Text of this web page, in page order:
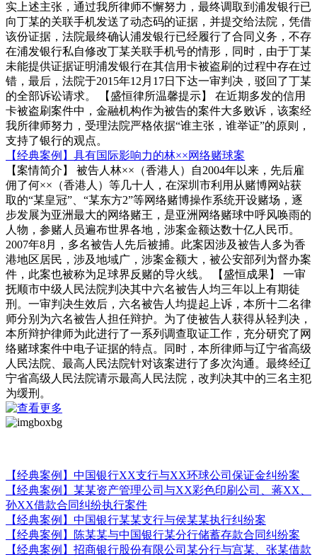
实上述主张，通过我所律师不懈努力，最终调取到浦发银行已
向丁某的关联手机发送了动态码的证据，并提交给法院，凭借
该份证据，法院最终确认浦发银行已经履行了合同义务，不存
在浦发银行私自修改丁某关联手机号的情形，同时，由于丁某
未能提供证据证明浦发银行在其信用卡被盗刷的过程中存在过
错，最后，法院于2015年12月17日下达一审判决，驳回了丁某
的全部诉讼请求。 【盛恒律所温馨提示】 在近期多发的信用
卡被盗刷案件中，金融机构作为被告的案件大多败诉，该案经
我所律师努力，受理法院严格依据“谁主张，谁举证”的原则，
支持了银行的观点。
【经典案例】具有国际影响力的林××网络赌球案
【案情简介】 被告人林××（香港人）自2004年以来，先后雇
佣了何××（香港人）等几十人，在深圳市利用从赌博网站获
取的“某皇冠”、“某东方2”等网络赌博操作系统开设赌场，逐
步发展为亚洲最大的网络赌王，是亚洲网络赌球中呼风唤雨的
人物，参赌人员遍布世界各地，涉案金额达数十亿人民币。
2007年8月，多名被告人先后被捕。此案因涉及被告人多为香
港地区居民，涉及地域广，涉案金额大，被公安部列为督办案
件，此案也被称为足球界反赌的导火线。 【盛恒成果】 一审
抚顺市中级人民法院判决其中六名被告人均三年以上有期徒
刑。一审判决生效后，六名被告人均提起上诉，本所十二名律
师分别为六名被告人担任辩护。为了使被告人获得从轻判决，
本所辩护律师为此进行了一系列调查取证工作，充分研究了网
络赌球案件中电子证据的特点。同时，本所律师与辽宁省高级
人民法院、最高人民法院针对该案进行了多次沟通。最终经辽
宁省高级人民法院请示最高人民法院，改判决其中的三名主犯
为缓刑。
【经典案例】中国银行XX支行与XX环球公司保证金纠纷案
【经典案例】某某资产管理公司与XX彩色印刷公司、蒋XX、
孙XX借款合同纠纷执行案件
【经典案例】中国银行某某支行与侯某某执行纠纷案
【经典案例】陈某某与中国银行某分行储蓄存款合同纠纷案
【经典案例】招商银行股份有限公司某分行与宫某、张某借款